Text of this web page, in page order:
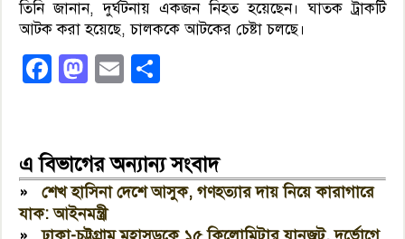
তিনি জানান, দুর্ঘটনায় একজন নিহত হয়েছেন। ঘাতক ট্রাকটি
আটক করা হয়েছে, চালককে আটকের চেষ্টা চলছে।
Facebook
Mastodon
Email
এ বিভাগের অন্যান্য সংবাদ
»শেখ হাসিনা দেশে আসুক, গণহত্যার দায় নিয়ে কারাগারে
যাক: আইনমন্ত্রী
»ঢাকা-চট্টগ্রাম মহাসড়কে ১৫ কিলোমিটার যানজট, দুর্ভোগে